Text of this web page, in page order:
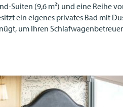
Suiten (9,6 m²) und eine
ein eigenes privates Bad mit
um Ihren